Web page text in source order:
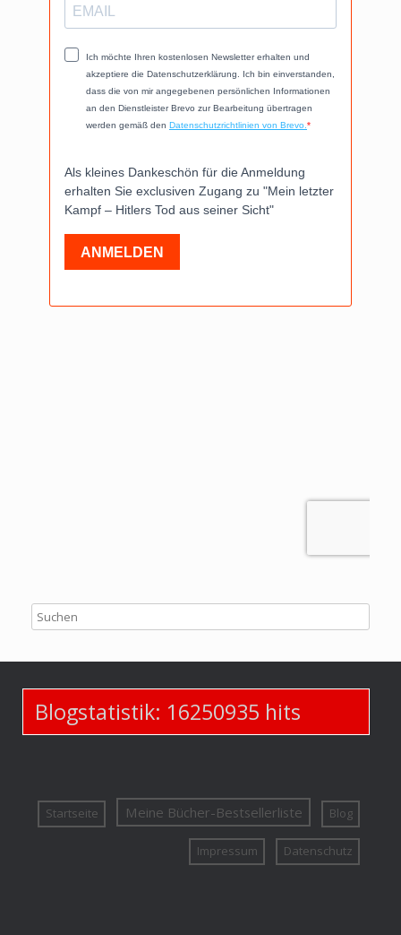
Blogstatistik: 16250935 hits
Startseite Meine Bücher-Bestsellerliste Blog
Impressum Datenschutz